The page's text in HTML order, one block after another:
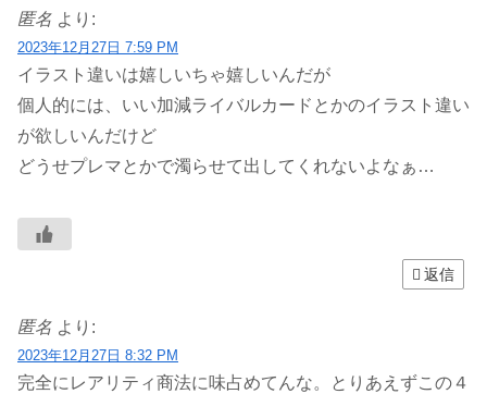
匿名 より:
2023年12月27日 7:59 PM
イラスト違いは嬉しいちゃ嬉しいんだが
個人的には、いい加減ライバルカードとかのイラスト違い
が欲しいんだけど
どうせプレマとかで濁らせて出してくれないよなぁ…
返信
匿名 より:
2023年12月27日 8:32 PM
完全にレアリティ商法に味占めてんな。とりあえずこの４